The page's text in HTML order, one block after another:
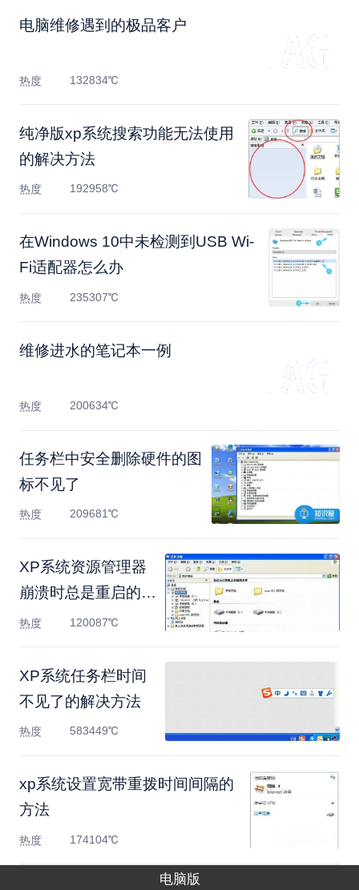
电脑维修遇到的极品客户
热度 132834℃
纯净版xp系统搜索功能无法使用
的解决方法
热度 192958℃
在Windows 10中未检测到USB Wi-
Fi适配器怎么办
热度 235307℃
维修进水的笔记本一例
热度 200634℃
任务栏中安全删除硬件的图
标不见了
热度 209681℃
XP系统资源管理器
崩溃时总是重启的解
决方法
热度 120087℃
XP系统任务栏时间
不见了的解决方法
热度 583449℃
xp系统设置宽带重拨时间间隔的
方法
热度 174104℃
电脑版